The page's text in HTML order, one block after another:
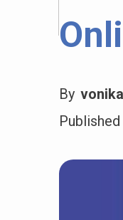
By vonika
Published